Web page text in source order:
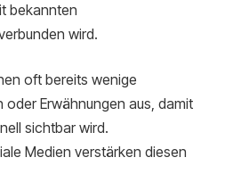
bekannten
wird.
oft bereits wenige
Erwähnungen aus, damit
sichtbar wird.
Medien verstärken diesen